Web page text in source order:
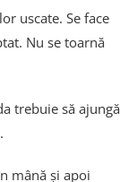
uscate. Se face
Nu se toarnă
trebuie să ajungă
mână și apoi